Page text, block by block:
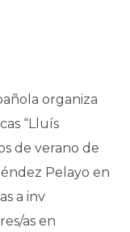
organiza
“Lluís
de verano de
Pelayo en
a inv
as en